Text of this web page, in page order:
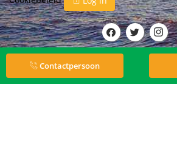
Contactpersoon